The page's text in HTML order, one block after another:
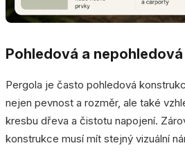
Pohledová a
Pergola je často pohledová
nejen pevnost a rozměr, ale také
kresbu dřeva a čistotu napojení.
konstrukce musí mít stejný vizuální